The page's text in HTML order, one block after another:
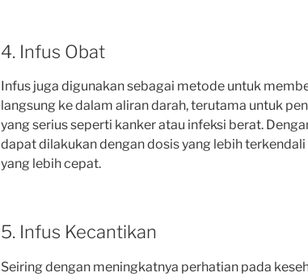
4. Infus Obat
Infus juga digunakan sebagai metode untuk
langsung ke dalam aliran darah, terutama untuk
yang serius seperti kanker atau infeksi berat.
dapat dilakukan dengan dosis yang lebih
yang lebih cepat.
5. Infus Kecantikan
Seiring dengan meningkatnya perhatian pada